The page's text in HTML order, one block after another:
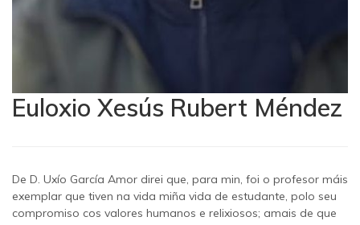
Euloxio Xesús Rubert Méndez
De D. Uxío García Amor direi que, para min, foi o profesor máis
exemplar que tiven na vida miña vida de estudante, polo seu
compromiso cos valores humanos e relixiosos; amais de que